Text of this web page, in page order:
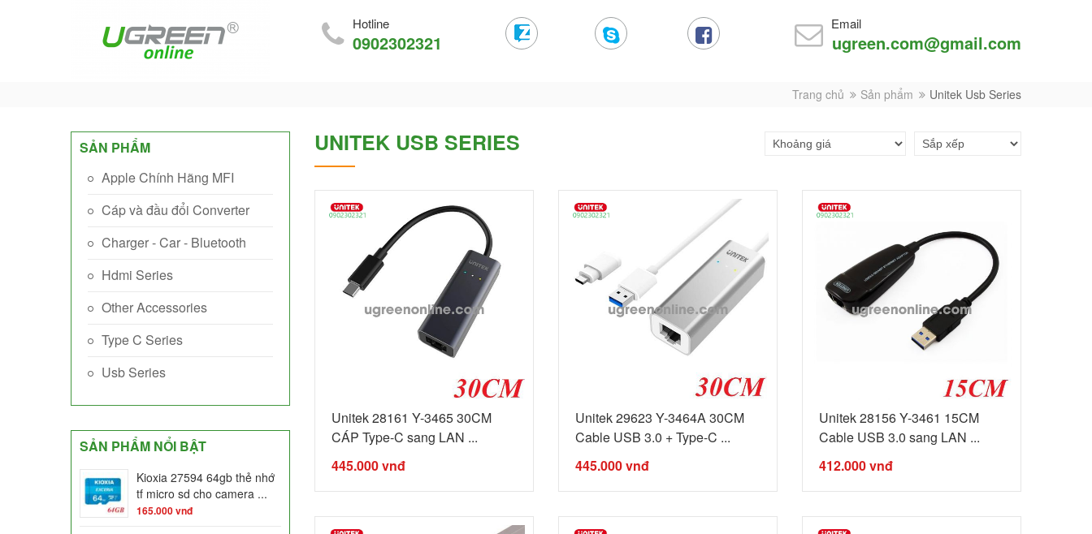
Hotline
0902302321
Email
ugreen.com@gmail.com
Trang chủ Sản phẩm Unitek Usb Series
SẢN PHẨM
Apple Chính Hãng MFI
Cáp và đầu đổi Converter
Charger - Car - Bluetooth
Hdmi Series
Other Accessories
Type C Series
Usb Series
SẢN PHẨM NỔI BẬT
Kioxia 27594 64gb thẻ nhớ
tf micro sd cho camera ...
165.000vnđ
UNITEK USB SERIES
Unitek 28161 Y-3465 30CM
CÁP Type-C sang LAN ...
445.000vnđ
Unitek 29623 Y-3464A 30CM
Cable USB 3.0 + Type-C ...
445.000vnđ
Unitek 28156 Y-3461 15CM
Cable USB 3.0 sang LAN ...
412.000vnđ